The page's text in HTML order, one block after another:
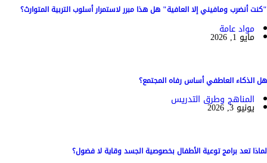
"كنت أنضرب ومافيني إلا العافية" هل هذا مبرر لاستمرار أسلوب التربية المتوارث؟
مواد عامة
مايو 1, 2026
هل الذكاء العاطفي أساس رفاه المجتمع؟
المناهج وطرق التدريس
يونيو 3, 2026
لماذا تعد برامج توعية الأطفال بخصوصية الجسد وقاية لا فضول؟